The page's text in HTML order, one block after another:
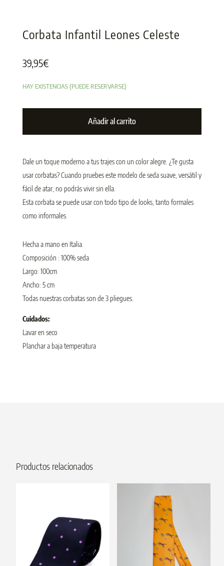
Corbata Infantil Leones Celeste
39,95€
HAY EXISTENCIAS (PUEDE RESERVARSE)
Añadir al carrito
Dale un toque moderno a tus trajes con un color alegre. ¿Te gusta
usar corbatas? Cuando pruebes este modelo de seda suave, versátil y
fácil de atar, no podrás vivir sin ella.
Esta corbata se puede usar con todo tipo de looks, tanto formales
como informales.
Hecha a mano en Italia.
Composición : 100% seda
Largo: 100cm
Ancho: 5 cm
Todas nuestras corbatas son de 3 pliegues.
Cuidados:
Lavar en seco
Planchar a baja temperatura
Productos relacionados